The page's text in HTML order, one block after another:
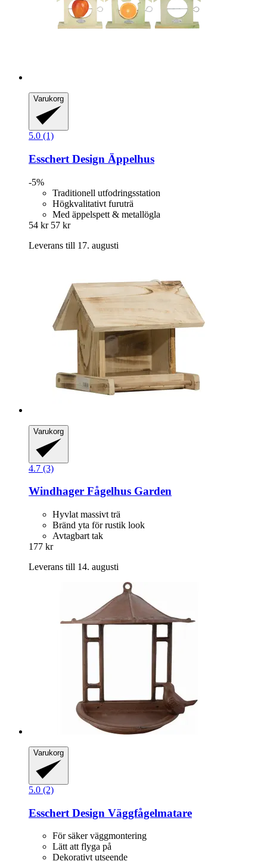
Varukorg
5.0 (1)
Esschert Design Äppelhus
-5%
Traditionell utfodringsstation
Högkvalitativt furuträ
Med äppelspett & metallögla
54 kr 57 kr
Leverans till 17. augusti
Varukorg
4.7 (3)
Windhager Fågelhus Garden
Hyvlat massivt trä
Bränd yta för rustik look
Avtagbart tak
177 kr
Leverans till 14. augusti
Varukorg
5.0 (2)
Esschert Design Väggfågelmatare
För säker väggmontering
Lätt att flyga på
Dekorativt utseende